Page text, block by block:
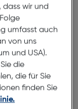
dass wir und
umfasst auch
von uns
und USA).
die
die für Sie
finden Sie